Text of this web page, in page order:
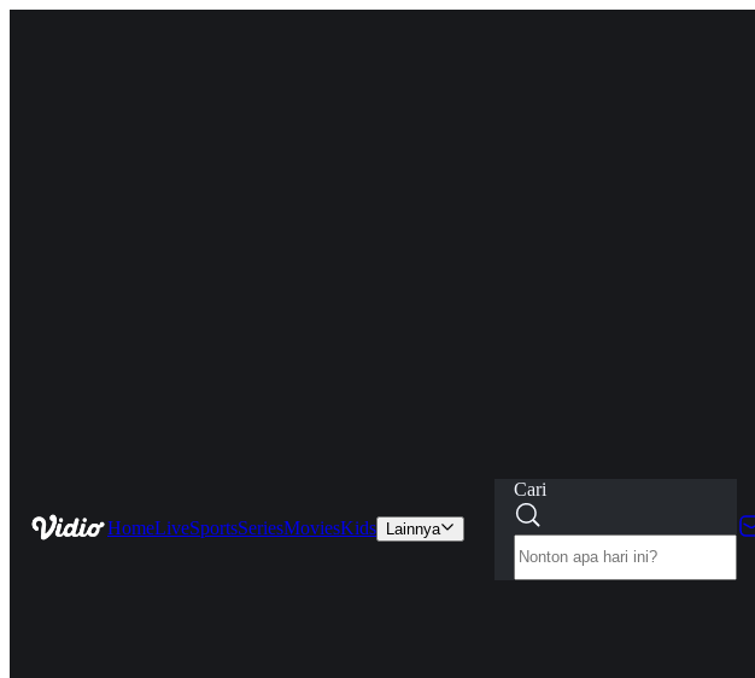
HomeLiveSportsSeriesMoviesKids Lainnya
Cari